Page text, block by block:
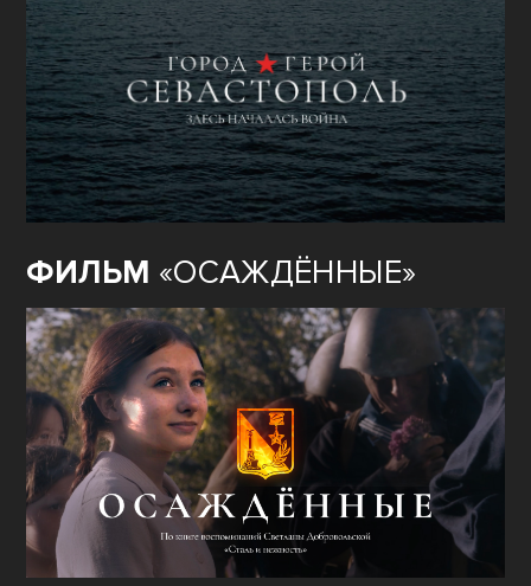
ФИЛЬМ«ГОРОД-ГЕРОЙ
СЕВАСТОПОЛЬ»
ФИЛЬМ «ОСАЖДЁННЫЕ»